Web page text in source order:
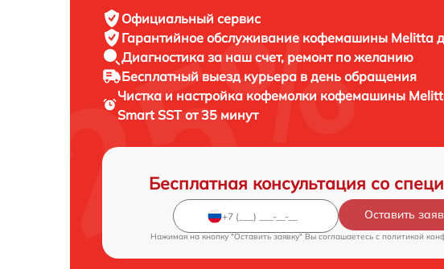
Официальный сервис
Гарантийное обслуживание кофемашины Melitta
Диагностика за наш счет, ремонт по желанию
Бесплатный выезд курьера в день обращения
Чистка и настройка кофемолки кофемашины
Smart SST от 35 минут
Бесплатная консультация со
Оставить
Нажимая на кнопку "Оставить заявку" Вы соглашаетесь c политикой